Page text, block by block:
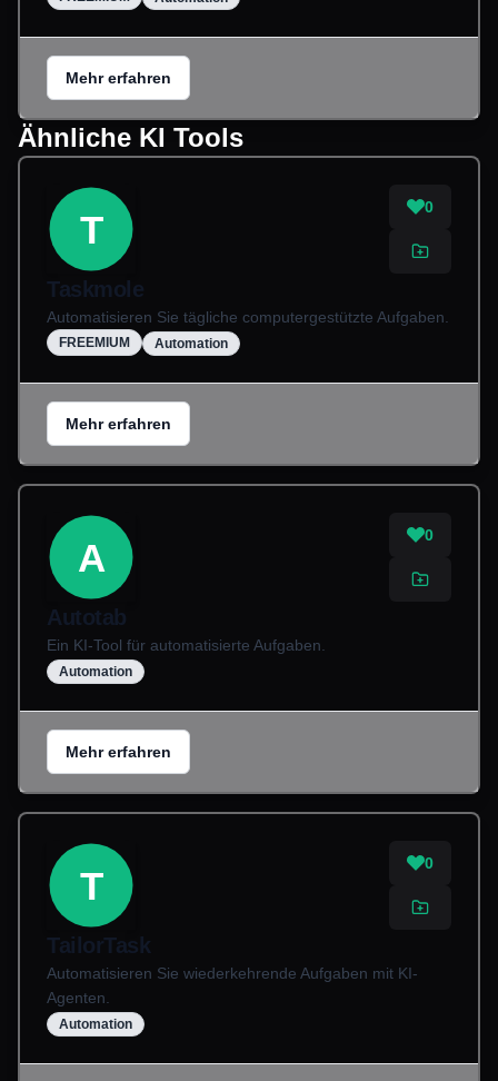
Mehr erfahren
Ähnliche KI Tools
T
0
Taskmole
Automatisieren Sie tägliche computergestützte Aufgaben.
FREEMIUM Automation
Mehr erfahren
A
0
Autotab
Ein KI-Tool für automatisierte Aufgaben.
Automation
Mehr erfahren
T
0
TailorTask
Automatisieren Sie wiederkehrende Aufgaben mit KI-
Agenten.
Automation